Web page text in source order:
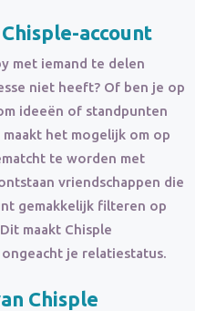
account
met iemand te delen
niet heeft? Of ben je op
ideeën of standpunten
het mogelijk om op
te worden met
vriendschappen die
gemakkelijk filteren op
maakt Chisple
je relatiestatus.
Chisple